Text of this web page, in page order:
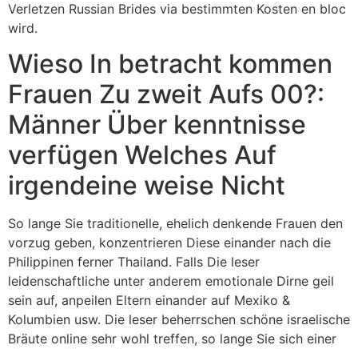
Verletzen Russian Brides via bestimmten Kosten en bloc
wird.
Wieso In betracht kommen
Frauen Zu zweit Aufs 00?:
Männer Über kenntnisse
verfügen Welches Auf
irgendeine weise Nicht
So lange Sie traditionelle, ehelich denkende Frauen den
vorzug geben, konzentrieren Diese einander nach die
Philippinen ferner Thailand. Falls Die leser
leidenschaftliche unter anderem emotionale Dirne geil
sein auf, anpeilen Eltern einander auf Mexiko &
Kolumbien usw. Die leser beherrschen schöne israelische
Bräute online sehr wohl treffen, so lange Sie sich einer